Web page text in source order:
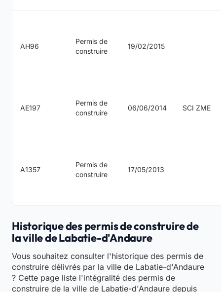
AH96
Permis de
construire
19/02/2015
AE197
Permis de
construire
06/06/2014 SCI ZME
A1357
Permis de
construire
17/05/2013
Historique des permis de construire de
la ville de Labatie-d'Andaure
Vous souhaitez consulter l'historique des permis de
construire délivrés par la ville de Labatie-d'Andaure
? Cette page liste l'intégralité des permis de
construire de la ville de Labatie-d'Andaure depuis